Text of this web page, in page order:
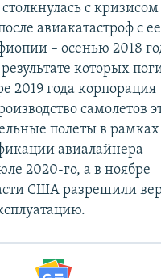
с кризисом
авиакатастроф с
– осенью 2018
которых
2019 года корпорация
самолетов
полеты в рамках
авиалайнера
2020-го, а в ноябре
США разрешили